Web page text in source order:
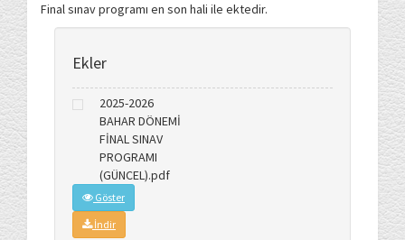
Final sınav programı en son hali ile ektedir.
Ekler
2025-2026
BAHAR DÖNEMİ
FİNAL SINAV
PROGRAMI
(GÜNCEL).pdf
Göster
İndir